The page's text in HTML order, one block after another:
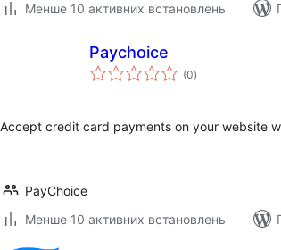
Менше 10 активних встановлень
Paychoice
(0загальний
рейтинг
)
Accept credit card payments on your website
PayChoice
Менше 10 активних встановлень